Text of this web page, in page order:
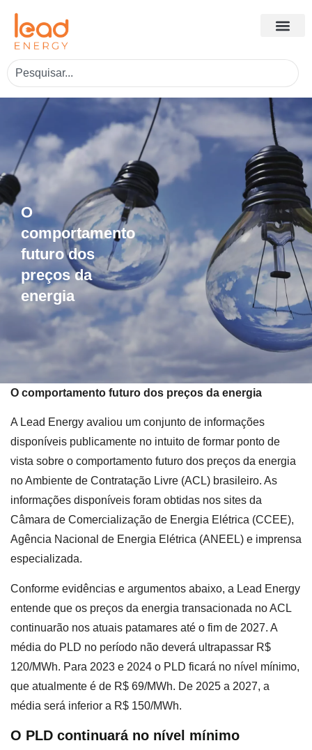
O
comportamento
futuro dos
preços da
energia
O comportamento futuro dos preços da energia
A Lead Energy avaliou um conjunto de informações
disponíveis publicamente no intuito de formar ponto de
vista sobre o comportamento futuro dos preços da energia
no Ambiente de Contratação Livre (ACL) brasileiro. As
informações disponíveis foram obtidas nos sites da
Câmara de Comercialização de Energia Elétrica (CCEE),
Agência Nacional de Energia Elétrica (ANEEL) e imprensa
especializada.
Conforme evidências e argumentos abaixo, a Lead Energy
entende que os preços da energia transacionada no ACL
continuarão nos atuais patamares até o fim de 2027. A
média do PLD no período não deverá ultrapassar R$
120/MWh. Para 2023 e 2024 o PLD ficará no nível mínimo,
que atualmente é de R$ 69/MWh. De 2025 a 2027, a
média será inferior a R$ 150/MWh.
O PLD continuará no nível mínimo